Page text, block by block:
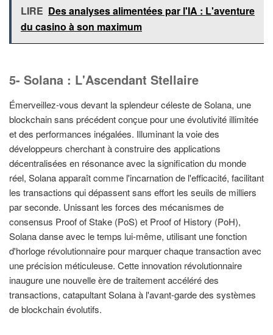
LIRE Des analyses alimentées par l'IA : L'aventure
du casino à son maximum
5- Solana : L'Ascendant Stellaire
Émerveillez-vous devant la splendeur céleste de Solana, une
blockchain sans précédent conçue pour une évolutivité illimitée
et des performances inégalées. Illuminant la voie des
développeurs cherchant à construire des applications
décentralisées en résonance avec la signification du monde
réel, Solana apparaît comme l'incarnation de l'efficacité, facilitant
les transactions qui dépassent sans effort les seuils de milliers
par seconde. Unissant les forces des mécanismes de
consensus Proof of Stake (PoS) et Proof of History (PoH),
Solana danse avec le temps lui-même, utilisant une fonction
d'horloge révolutionnaire pour marquer chaque transaction avec
une précision méticuleuse. Cette innovation révolutionnaire
inaugure une nouvelle ère de traitement accéléré des
transactions, catapultant Solana à l'avant-garde des systèmes
de blockchain évolutifs.